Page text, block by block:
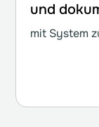
und
mit System